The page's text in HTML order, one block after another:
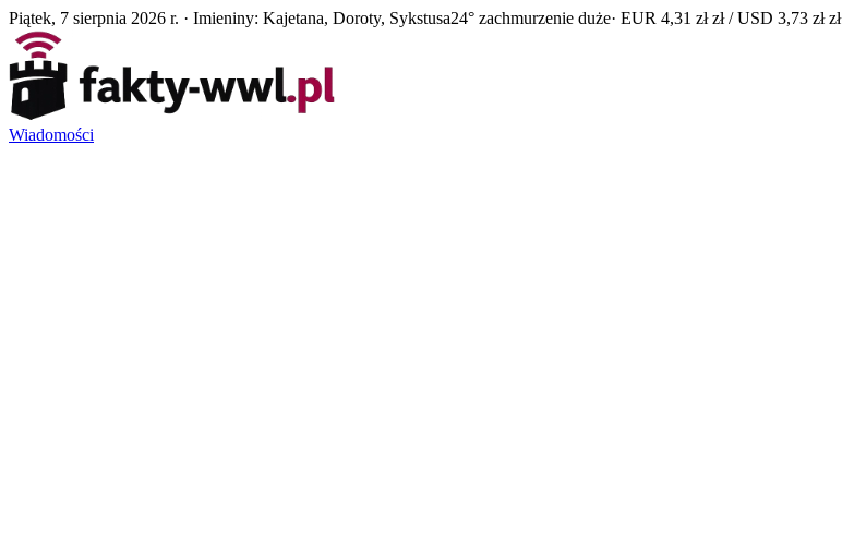
Piątek, 7 sierpnia 2026 r. · Imieniny: Kajetana, Doroty, Sykstusa24° zachmurzenie duże· EUR 4,31 zł zł / USD 3,73 zł zł
Wiadomości